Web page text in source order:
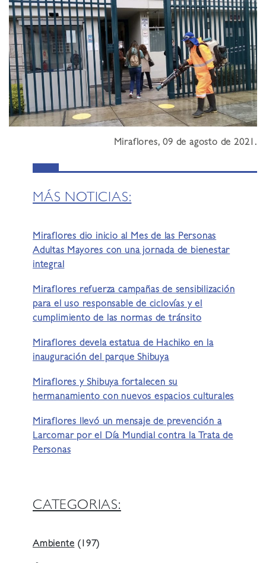
Miraflores, 09 de agosto de 2021.
MÁS NOTICIAS:
Miraflores dio inicio al Mes de las Personas
Adultas Mayores con una jornada de bienestar
integral
Miraflores refuerza campañas de sensibilización
para el uso responsable de ciclovías y el
cumplimiento de las normas de tránsito
Miraflores devela estatua de Hachiko en la
inauguración del parque Shibuya
Miraflores y Shibuya fortalecen su
hermanamiento con nuevos espacios culturales
Miraflores llevó un mensaje de prevención a
Larcomar por el Día Mundial contra la Trata de
Personas
CATEGORIAS:
Ambiente (197)